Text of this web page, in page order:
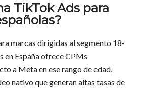
TikTok Ads para
marcas dirigidas al segmento 18-
en España ofrece CPMs
a Meta en ese rango de edad,
nativo que generan altas tasas de